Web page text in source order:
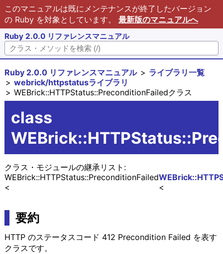
このマニュアルは既にメンテナンスが終了したバージョン
の Ruby を対象としています。 最新版のマニュアルへ
Ruby 2.0.0 リファレンスマニュアル
Ruby 2.0.0 リファレンスマニュアル
ライブラリ一覧
webrick/httpstatusライブラリ
WEBrick::HTTPStatus::PreconditionFailedクラス
class
クラス・モジュールの継承リスト:
WEBrick::HTTPStatus::PreconditionFailed
要約
HTTP のステータスコード 412 Precondition Failed を表す
クラスです。